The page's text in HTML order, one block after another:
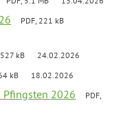
PDF, 221 kB
kB 24.02.2026
kB 18.02.2026
Pfingsten 2026
PDF,